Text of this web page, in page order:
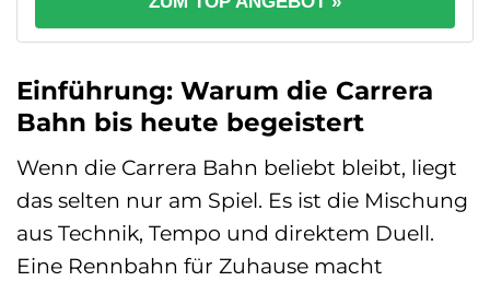
Einführung: Warum die Carrera
Bahn bis heute begeistert
Wenn die Carrera Bahn beliebt bleibt, liegt
das selten nur am Spiel. Es ist die Mischung
aus Technik, Tempo und direktem Duell.
Eine Rennbahn für Zuhause macht